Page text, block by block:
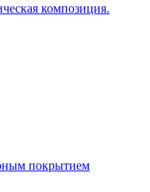
композиция.
покрытием